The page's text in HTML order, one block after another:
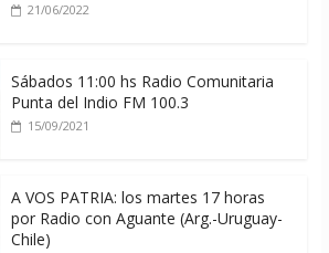
21/06/2022
Sábados 11:00 hs Radio Comunitaria
Punta del Indio FM 100.3
15/09/2021
A VOS PATRIA: los martes 17 horas
por Radio con Aguante (Arg.-Uruguay-
Chile)